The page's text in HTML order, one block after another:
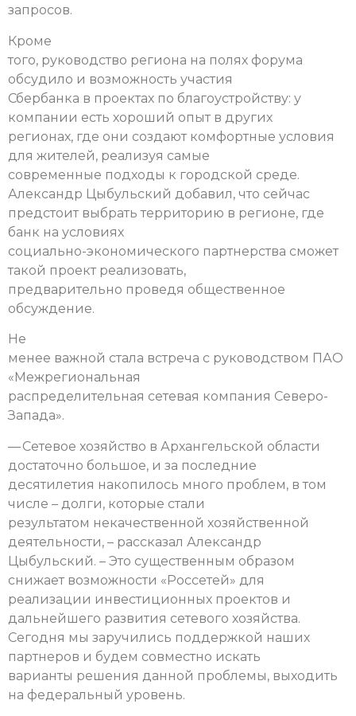
запросов.
Кроме
того, руководство региона на полях форума
обсудило и возможность участия
Сбербанка в проектах по благоустройству: у
компании есть хороший опыт в других
регионах, где они создают комфортные условия
для жителей, реализуя самые
современные подходы к городской среде.
Александр Цыбульский добавил, что сейчас
предстоит выбрать территорию в регионе, где
банк на условиях
социально-экономического партнерства сможет
такой проект реализовать,
предварительно проведя общественное
обсуждение.
Не
менее важной стала встреча с руководством ПАО
«Межрегиональная
распределительная сетевая компания Северо-
Запада».
— Сетевое хозяйство в Архангельской области
достаточно большое, и за последние
десятилетия накопилось много проблем, в том
числе – долги, которые стали
результатом некачественной хозяйственной
деятельности, – рассказал Александр
Цыбульский. – Это существенным образом
снижает возможности «Россетей» для
реализации инвестиционных проектов и
дальнейшего развития сетевого хозяйства.
Сегодня мы заручились поддержкой наших
партнеров и будем совместно искать
варианты решения данной проблемы, выходить
на федеральный уровень.